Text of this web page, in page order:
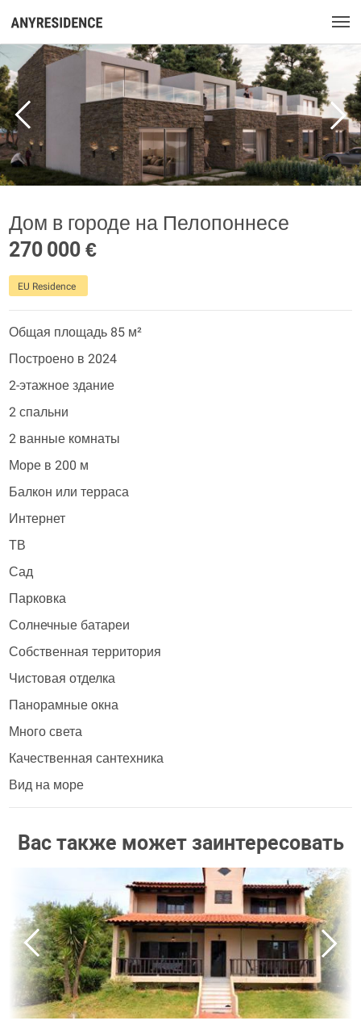
Дом в городе на Пелопоннесе
270 000 €
EU Residence
Общая площадь 85 м²
Построено в 2024
2-этажное здание
2 спальни
2 ванные комнаты
Море в 200 м
Балкон или терраса
Интернет
ТВ
Сад
Парковка
Солнечные батареи
Собственная территория
Чистовая отделка
Панорамные окна
Много света
Качественная сантехника
Вид на море
Вас также может заинтересовать